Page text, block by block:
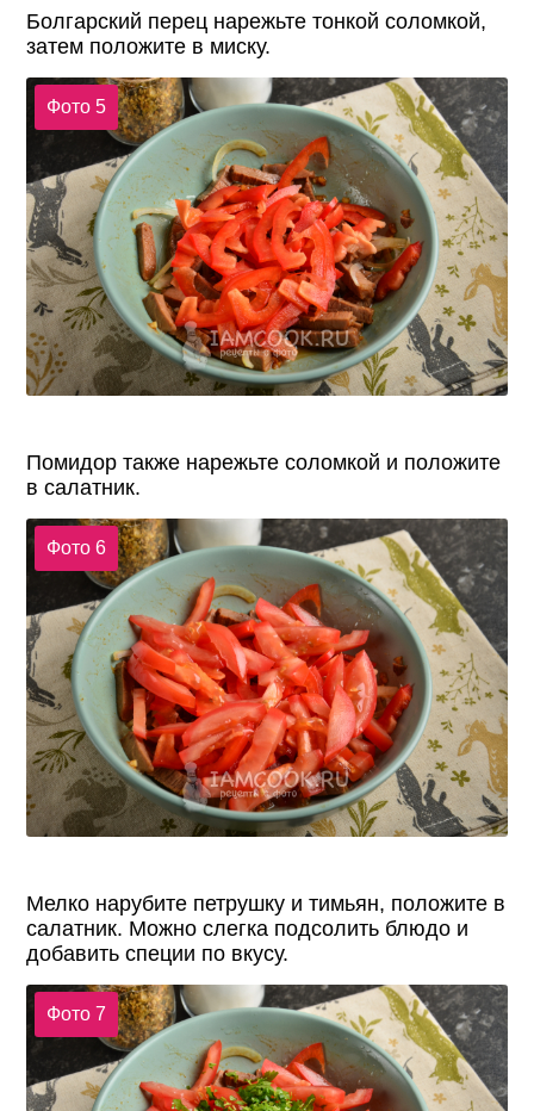
Болгарский перец нарежьте тонкой соломкой,
затем положите в миску.
Фото 5
Помидор также нарежьте соломкой и положите
в салатник.
Фото 6
Мелко нарубите петрушку и тимьян, положите в
салатник. Можно слегка подсолить блюдо и
добавить специи по вкусу.
Фото 7